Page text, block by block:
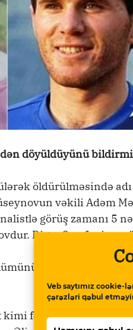
Veb saytımız cookie-
çərəzləri qəbul
döyüldüyünü
öldürülməsində adı
vəkili Adəm
görüş zamanı 5
Digər 3 nəfər isə
fəaliyyəti ilə əlaqəli